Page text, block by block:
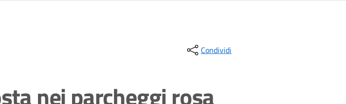
Condividi